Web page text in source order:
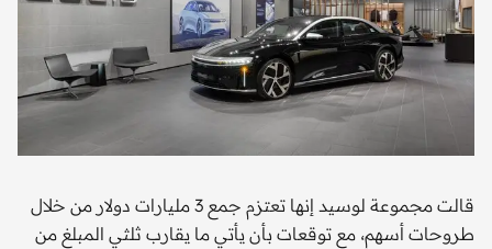
قالت مجموعة لوسيد إنها تعتزم جمع 3 مليارات دولار من خلال
طروحات أسهم، مع توقعات بأن يأتي ما يقارب ثلثي المبلغ من